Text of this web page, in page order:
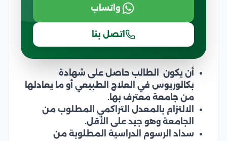
واتساب
اتصل بنا
أن يكون الطالب حاصل على شهادة
بكالوريوس في العلاج الطبيعي أو ما يعادلها
من جامعة معترف بها.
الالتزام بالمعدل التراكمي المطلوب من
الجامعة وهو جيد على الأقل.
سداد الرسوم الدراسية المطلوبة من